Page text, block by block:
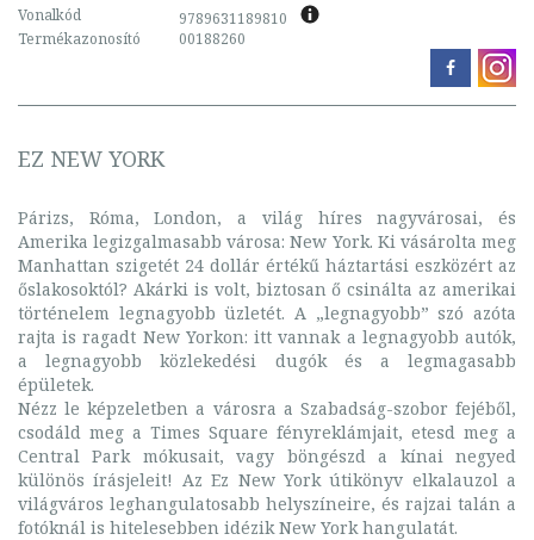
Vonalkód
9789631189810
Termékazonosító
00188260
EZ NEW YORK
Párizs, Róma, London, a világ híres nagyvárosai, és
Amerika legizgalmasabb városa: New York. Ki vásárolta meg
Manhattan szigetét 24 dollár értékű háztartási eszközért az
őslakosoktól? Akárki is volt, biztosan ő csinálta az amerikai
történelem legnagyobb üzletét. A „legnagyobb” szó azóta
rajta is ragadt New Yorkon: itt vannak a legnagyobb autók,
a legnagyobb közlekedési dugók és a legmagasabb
épületek.
Nézz le képzeletben a városra a Szabadság-szobor fejéből,
csodáld meg a Times Square fényreklámjait, etesd meg a
Central Park mókusait, vagy böngészd a kínai negyed
különös írásjeleit! Az Ez New York útikönyv elkalauzol a
világváros leghangulatosabb helyszíneire, és rajzai talán a
fotóknál is hitelesebben idézik New York hangulatát.